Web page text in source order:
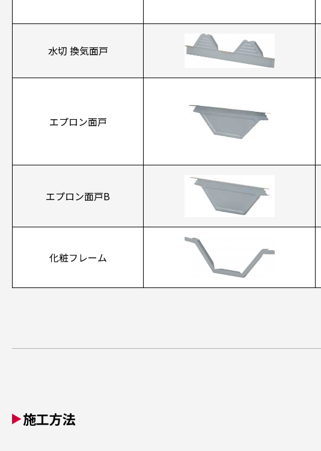
水切 換気面戸
エプロン面戸
エプロン面戸B
化粧フレーム
施工方法